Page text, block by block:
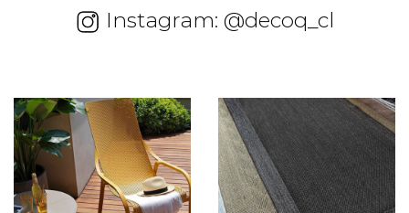
Instagram: @decoq_cl